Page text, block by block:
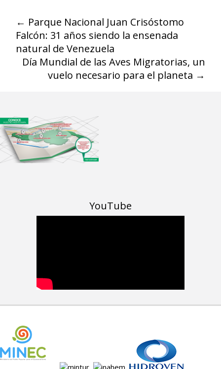
← Parque Nacional Juan Crisóstomo
Falcón: 31 años siendo la ensenada
natural de Venezuela
Día Mundial de las Aves Migratorias, un
vuelo necesario para el planeta →
YouTube